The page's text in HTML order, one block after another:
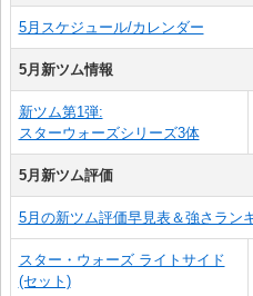
5月スケジュール/カレンダー
5月新ツム情報
新ツム第1弾:
スターウォーズシリーズ3体
5月新ツム評価
5月の新ツム評価早見表＆強さラン
スター・ウォーズ ライトサイド
(セット)